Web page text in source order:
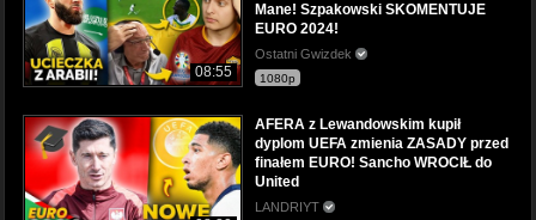
08:55
Mane! Szpakowski SKOMENTUJE
EURO 2024!
Ostatni Gwizdek
1080p
AFERA z Lewandowskim kupił
dyplom UEFA zmienia ZASADY przed
finałem EURO! Sancho WROCIŁ do
United
LANDRIYT